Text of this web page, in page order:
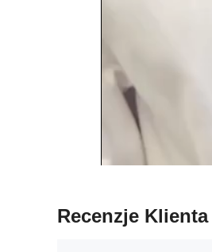
Recenzje Klienta